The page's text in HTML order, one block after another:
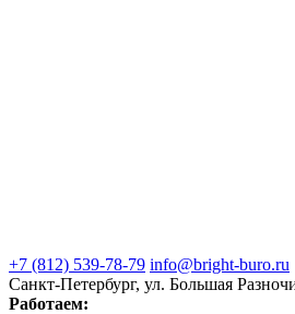
+7 (812) 539-78-79 info@bright-buro.ru
Санкт-Петербург, ул. Большая
Работаем: